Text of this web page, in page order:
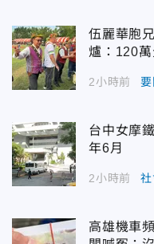
伍麗華胞
爐：120
2小時前 要
台中女摩
年6月
2小時前
高雄機車